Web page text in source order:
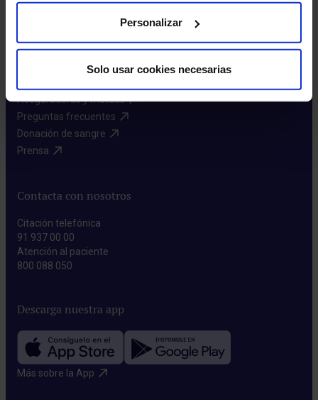
Personalizar
Solo usar cookies necesarias
Enlaces de interés
Aseguradoras y mutuas​
Preguntas frecuentes​
Donación de sangre​
Prensa​
Contacta con nosotros
Citación telefónica
91 937 00 00
Atención al paciente
800 088 050
Descarga nuestra app
Más sobre la App​